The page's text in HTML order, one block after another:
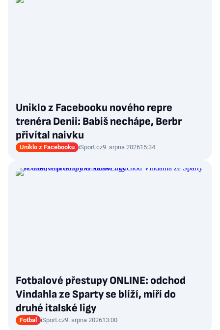
Uniklo z Facebooku nového repre
trenéra Denii: Babiš nechápe, Berbr
přivítal naivku
Uniklo z Facebooku iSport.cz9. srpna 202615:34
Fotbalové přestupy ONLINE: odchod
Vindahla ze Sparty se blíží, míří do
druhé italské ligy
Fotbal iSport.cz9. srpna 202613:00